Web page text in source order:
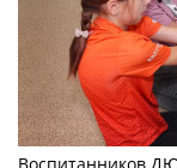
Воспитанников